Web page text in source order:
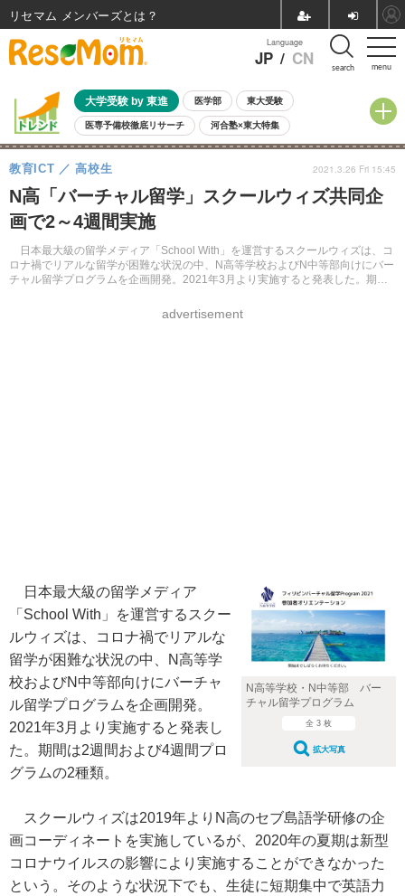
menu
Language
JP / CN search
大学受験 by 東進 医学部 東大受験
医専予備校徹底リサーチ 河合塾×東大特集
親子で考える大学選び 高校受験 中学受験 小学校受験
共通テスト 夏休み
8月開催イベント・WS 全国公立高校 過去問 人気記事
自由研究教材（小学生向け）
N高「バーチャル留学」スクールウィズ共同企
画で2～4週間実施
日本最大級の留学メディア「School With」を運営するスクールウィズは、コ
ロナ禍でリアルな留学が困難な状況の中、N高等学校およびN中等部向けにバー
チャル留学プログラムを企画開発。2021年3月より実施すると発表した。期間
教育ICT 高校生
advertisement
2021.3.26 Fri 15:45
N高等学校・N中等部 バー
チャル留学プログラム
全 3 枚
拡大写真
日本最大級の留学メディア
「School With」を運営するスクー
ルウィズは、コロナ禍でリアルな
留学が困難な状況の中、N高等学
校およびN中等部向けにバーチャ
ル留学プログラムを企画開発。
2021年3月より実施すると発表し
た。期間は2週間および4週間プロ
グラムの2種類。
スクールウィズは2019年よりN高のセブ島語学研修の企
画コーディネートを実施しているが、2020年の夏期は新型
コロナウイルスの影響により実施することができなかった
という。そのような状況下でも、生徒に短期集中で英語力
リセマム メンバーズ